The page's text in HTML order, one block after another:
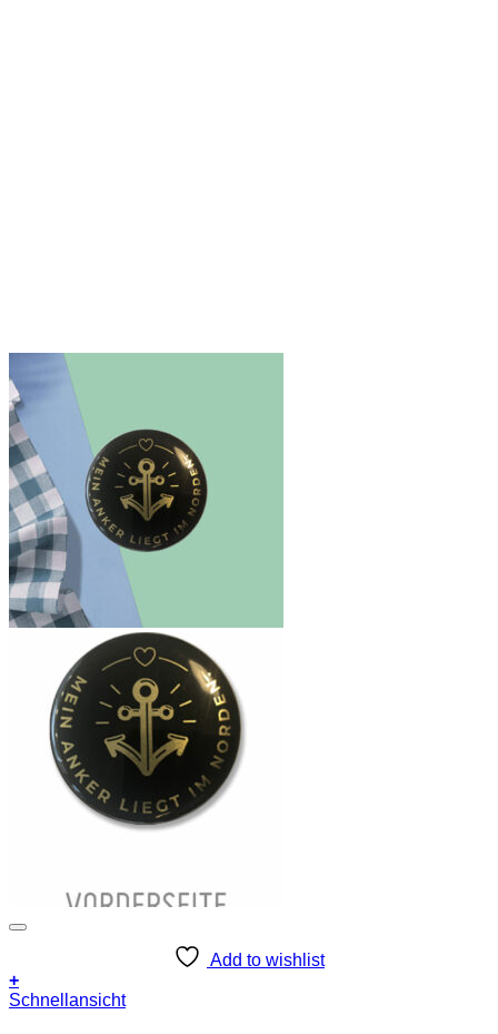
Add to wishlist
+
Schnellansicht